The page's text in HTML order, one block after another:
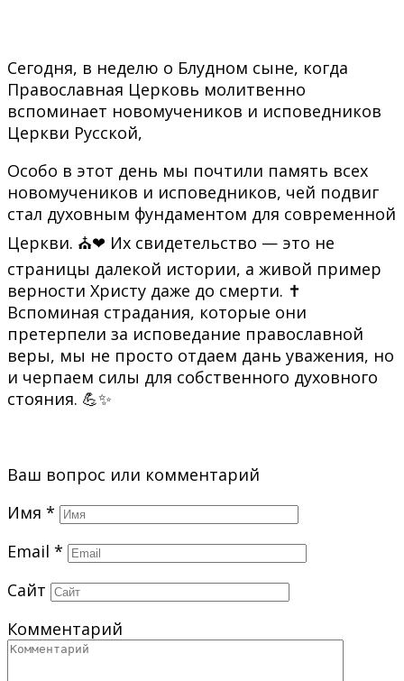
Сегодня, в неделю о Блудном сыне, когда
Православная Церковь молитвенно
вспоминает новомучеников и исповедников
Церкви Русской,
Особо в этот день мы почтили память всех
новомучеников и исповедников, чей подвиг
стал духовным фундаментом для современной
Церкви. ⛪❤ Их свидетельство — это не
страницы далекой истории, а живой пример
верности Христу даже до смерти. ✝
Вспоминая страдания, которые они
претерпели за исповедание православной
веры, мы не просто отдаем дань уважения, но
и черпаем силы для собственного духовного
стояния. 💪✨
Ваш вопрос или комментарий
Имя *
Email *
Сайт
Комментарий